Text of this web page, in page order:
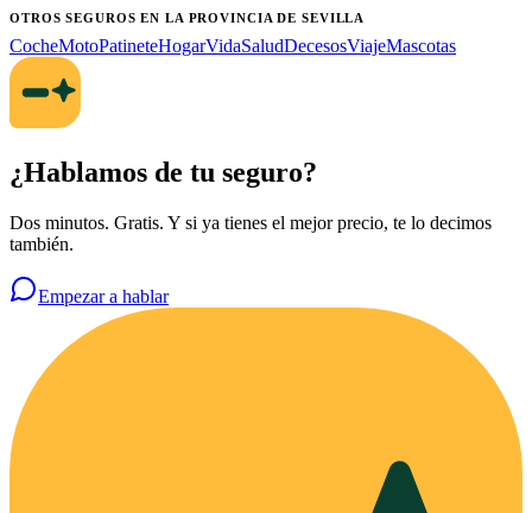
OTROS SEGUROSEN LA PROVINCIA DE SEVILLA
CocheMotoPatineteHogarVidaSaludDecesosViajeMascotas
¿Hablamos de tu seguro?
Dos minutos. Gratis. Y si ya tienes el mejor precio, te lo decimos
también.
Empezar a hablar